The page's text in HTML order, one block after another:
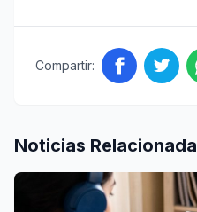
Compartir:
Noticias